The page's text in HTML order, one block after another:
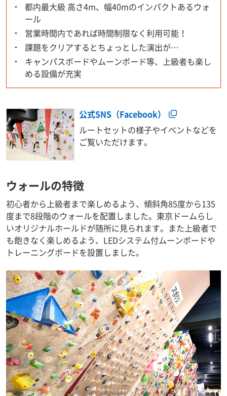
都内最大級 高さ4m、幅40mのインパクトあるウォ
ール
営業時間内であれば時間制限なく利用可能！
課題をクリアするとちょっとした演出が…
キャンパスボードやムーンボード等、上級者も楽し
める設備が充実
公式SNS（Facebook）
ルートセットの様子やイベントなどを
ご覧いただけます。
ウォールの特徴
初心者から上級者まで楽しめるよう、傾斜角85度から135
度まで8段階のウォールを配置しました。東京ドームらし
いオリジナルホールドが随所に見られます。また上級者で
も飽きなく楽しめるよう、LEDシステム付ムーンボードや
トレーニングボードを設置しました。